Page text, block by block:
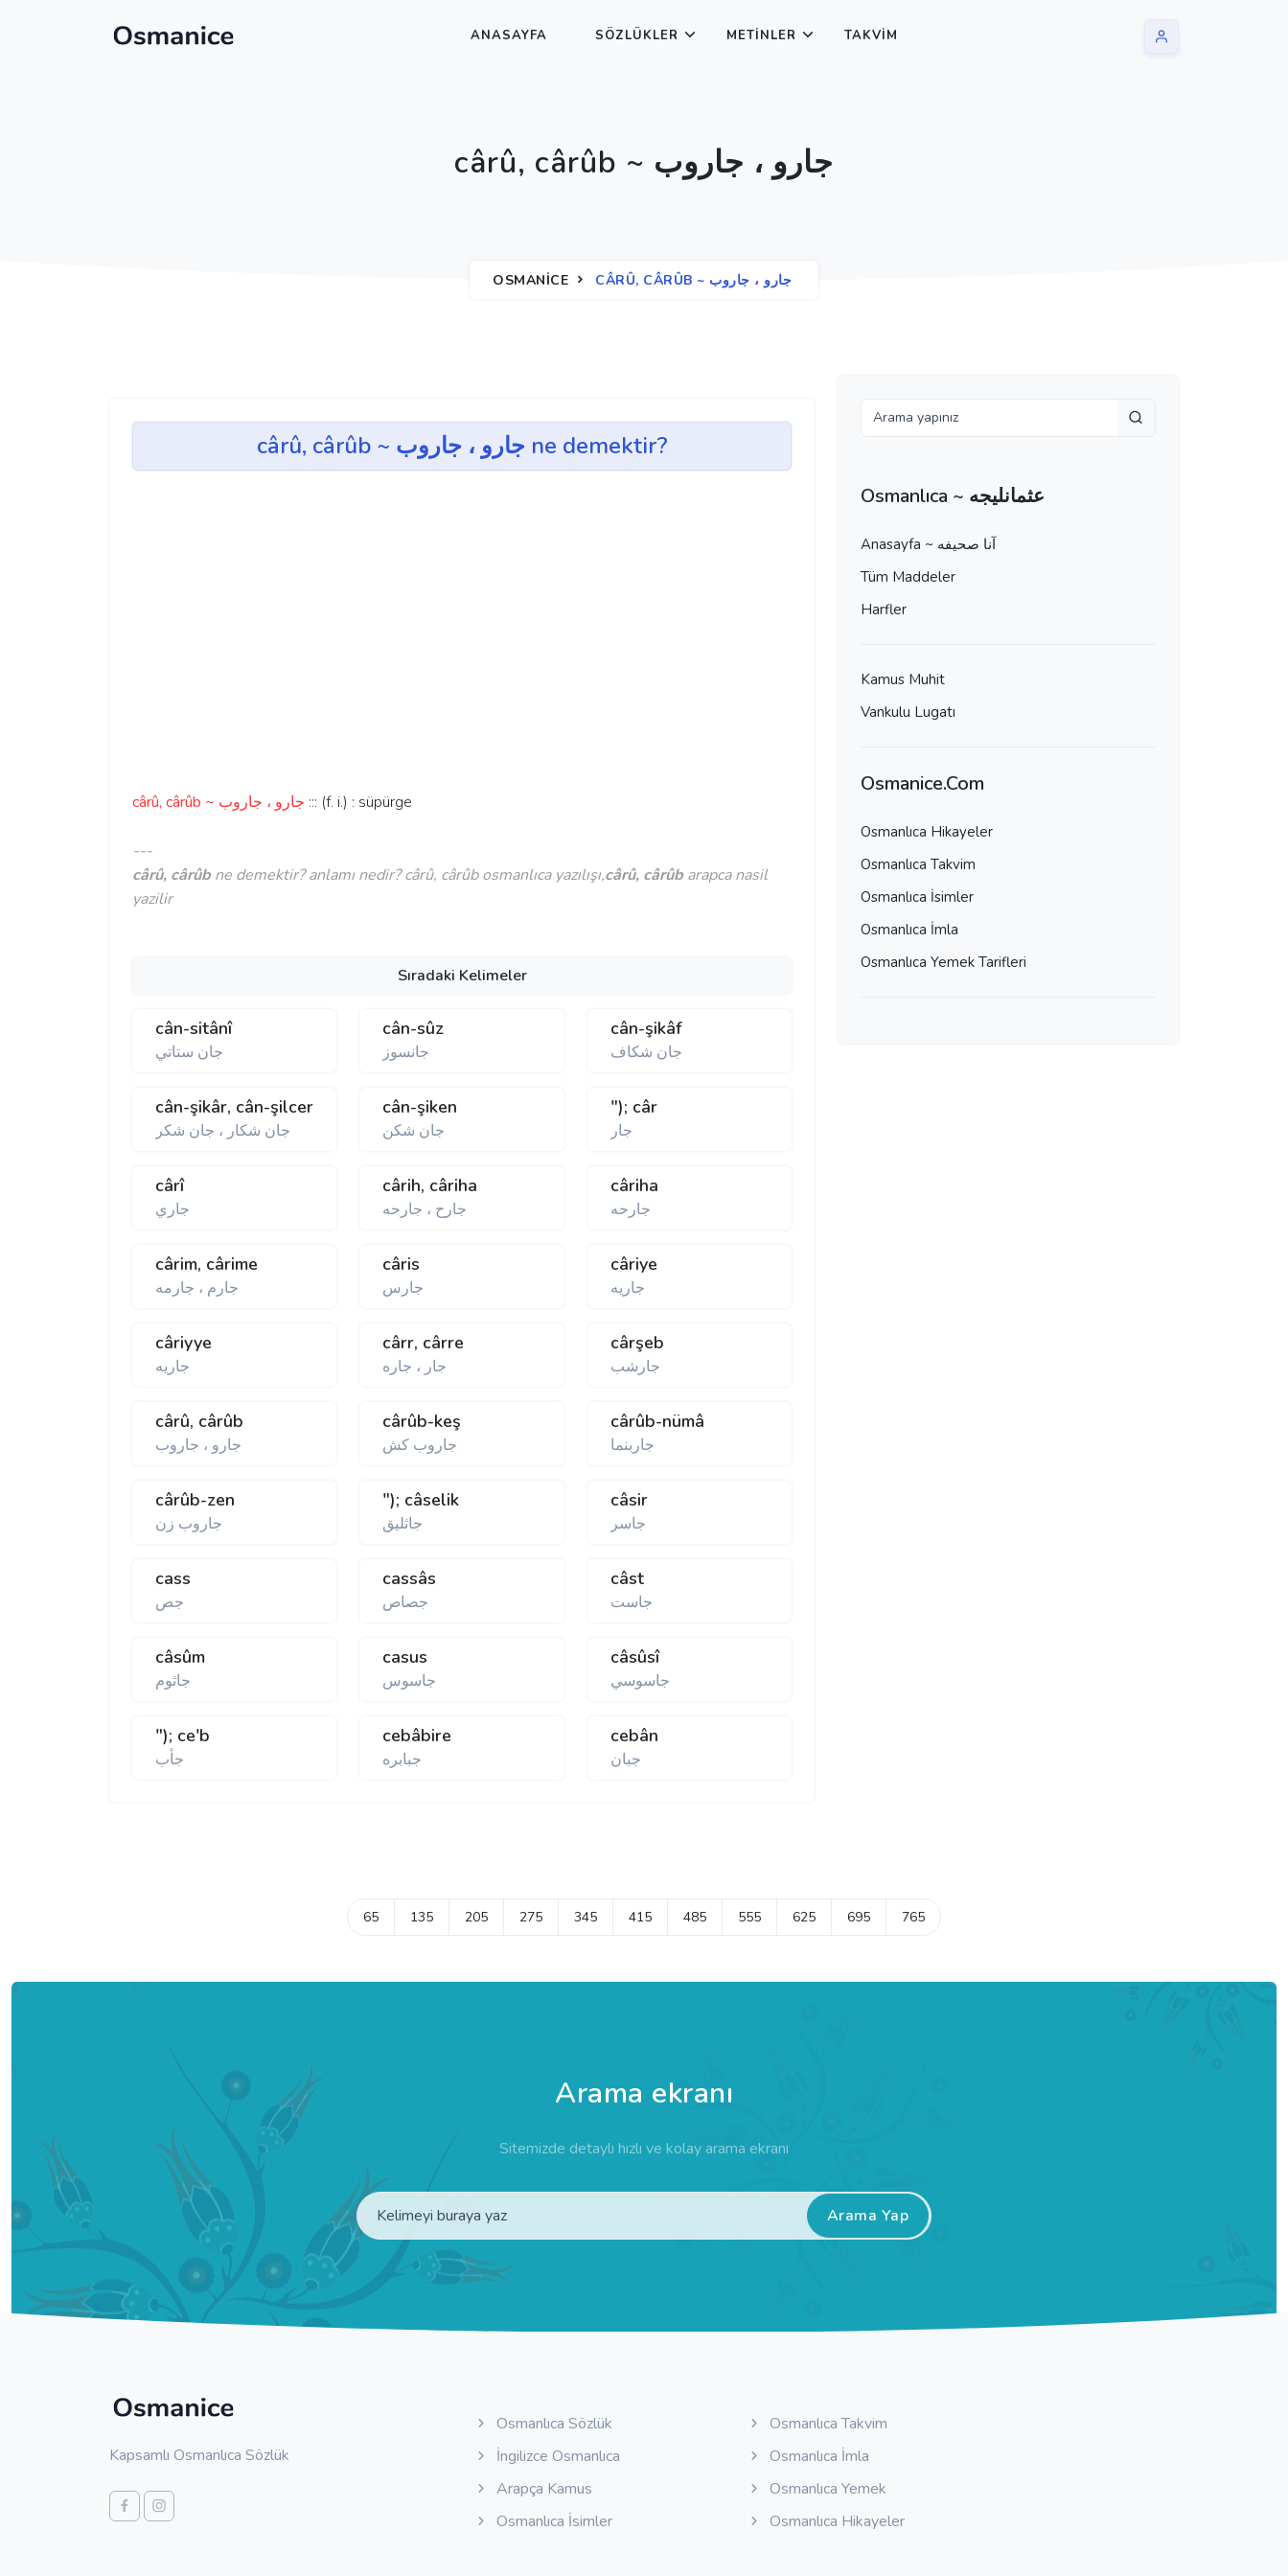
ANASAYFA SÖZLÜKLER METINLER TAKVIM
cârû, cârûb ~ جارو ، جاروب
OSMANICE CÂRÛ, CÂRÛB ~ جارو ، جاروب
cârû, cârûb ~ جارو ، جاروب ne demektir?
cârû, cârûb ~ جارو ، جاروب ::: (f. i.) : süpürge
---
cârû, cârûb ne demektir? anlamı nedir? cârû, cârûb osmanlıca yazılışı,cârû, cârûb arapca nasil
yazilir
Sıradaki Kelimeler
cân-sitânî
جان ستاتي
cân-sûz
جانسوز
cân-şikâf
جان شكاف
cân-şikâr, cân-şilcer
جان شكار ، جان شكر
cân-şiken
جان شكن
"); câr
جار
cârî
جاري
cârih, câriha
جارح ، جارحه
câriha
جارحه
cârim, cârime
جارم ، جارمه
câris
جارس
câriye
جاريه
câriyye
جاريه
cârr, cârre
جار ، جاره
cârşeb
جارشب
cârû, cârûb
جارو ، جاروب
cârûb-keş
جاروب كش
cârûb-nümâ
جاربنما
cârûb-zen
جاروب زن
"); câselik
جاثليق
câsir
جاسر
cass
جص
cassâs
جصاص
câst
جاست
câsûm
جاثوم
casus
جاسوس
câsûsî
جاسوسي
"); ce'b
جأب
cebâbire
جبابره
cebân
جبان
Osmanlıca ~ عثمانليجه
Anasayfa ~ آنا صحيفه
Tüm Maddeler
Harfler
Kamus Muhit
Vankulu Lugatı
Osmanice.Com
Osmanlıca Hikayeler
Osmanlıca Takvim
Osmanlıca İsimler
Osmanlıca İmla
Osmanlıca Yemek Tarifleri
65 135 205 275 345 415 485 555 625 695 765
Arama ekranı
Sitemizde detaylı hızlı ve kolay arama ekranı
Arama Yap
Kapsamlı Osmanlıca Sözlük
Osmanlıca Sözlük
İngilizce Osmanlıca
Arapça Kamus
Osmanlıca İsimler
Osmanlıca Takvim
Osmanlıca İmla
Osmanlıca Yemek
Osmanlıca Hikayeler